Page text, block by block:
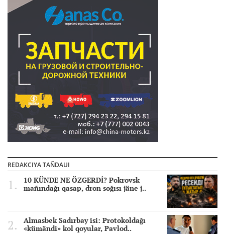
REDAKCIYA TAÑDAUI
10 KÜNDE NE ÖZGERDİ? Pokrovsk
mañındağı qasap, dron soğısı jäne j..
Almasbek Sadırbay isi: Protokoldağı
«kümändi» kol qoyular, Pavlod..